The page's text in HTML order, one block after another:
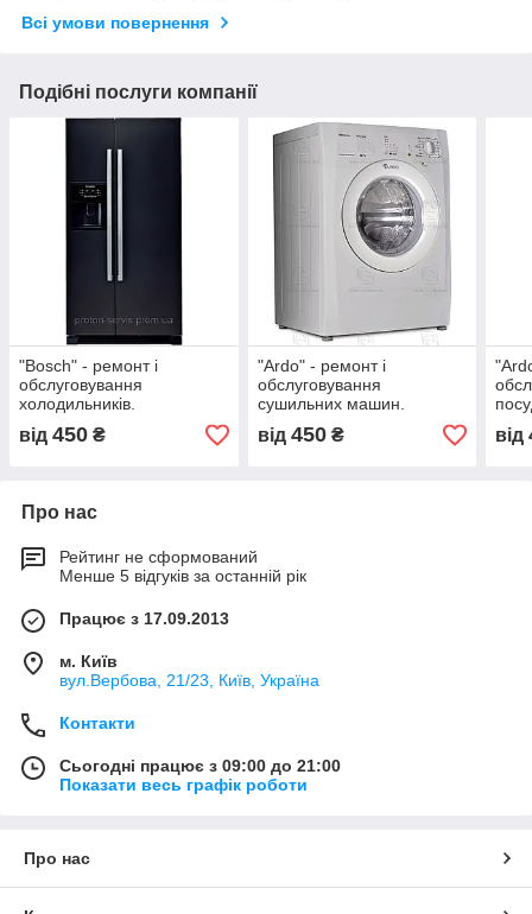
Всі умови повернення
Подібні послуги компанії
"Bosch" - ремонт і
обслуговування
холодильників.
від 450 ₴
"Ardo" - ремонт і
обслуговування
сушильних машин.
від 450₴ від
Про нас
Рейтинг не сформований
Менше 5 відгуків за останній рік
Працює з 17.09.2013
м. Київ
вул.Вербова, 21/23, Київ, Україна
Контакти
Сьогодні працює з 09:00 до 21:00
Показати весь графік роботи
Про нас